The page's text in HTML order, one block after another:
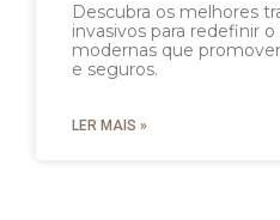
Descubra os melhores
invasivos para redefinir
modernas que
e seguros.
LER MAIS »